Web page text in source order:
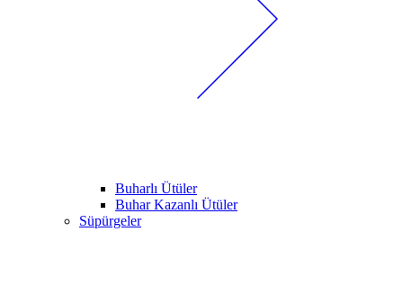
Buharlı Ütüler
Buhar Kazanlı Ütüler
Süpürgeler